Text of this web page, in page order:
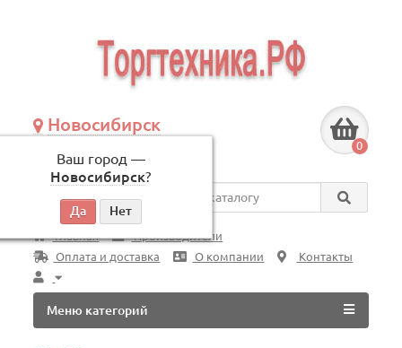
Новосибирск
Ваш город —
Новосибирск?
по будням, с 09:00 до 18:00
0
Везде
Главная
Производители
Оплата и доставка
О компании Контакты
Меню категорий